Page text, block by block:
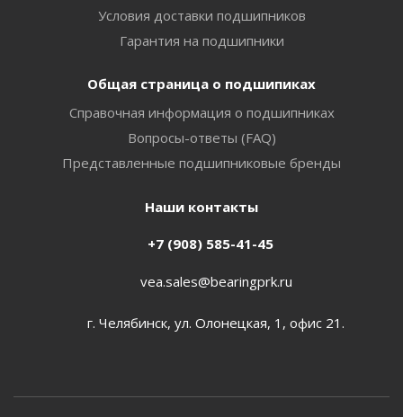
Условия доставки подшипников
Гарантия на подшипники
Общая страница о подшипиках
Справочная информация о подшипниках
Вопросы-ответы (FAQ)
Представленные подшипниковые бренды
Наши контакты
+7 (908) 585-41-45
vea.sales@bearingprk.ru
г. Челябинск, ул. Олонецкая, 1, офис 21.